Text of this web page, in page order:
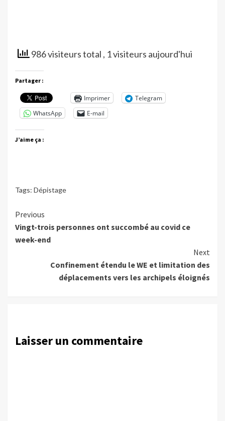
986 visiteurs total , 1 visiteurs aujourd'hui
Partager :
Imprimer
Telegram
WhatsApp
E-mail
J’aime ça :
Tags: Dépistage
Continue
Reading
Previous
Vingt-trois personnes ont succombé au covid ce
week-end
Next
Confinement étendu le WE et limitation des
déplacements vers les archipels éloignés
Laisser un commentaire